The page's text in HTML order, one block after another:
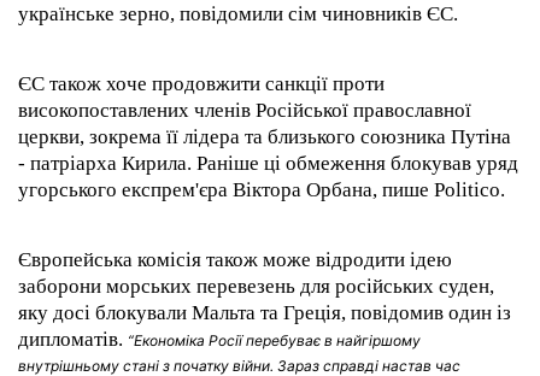
українське зерно, повідомили сім чиновників ЄС.
ЄС також хоче продовжити санкції проти
високопоставлених членів Російської православної
церкви, зокрема її лідера та близького союзника Путіна
- патріарха Кирила. Раніше ці обмеження блокував уряд
угорського експрем'єра Віктора Орбана, пише Politico.
Європейська комісія також може відродити ідею
заборони морських перевезень для російських суден,
яку досі блокували Мальта та Греція, повідомив один із
дипломатів. “Економіка Росії перебуває в найгіршому
внутрішньому стані з початку війни. Зараз справді настав час